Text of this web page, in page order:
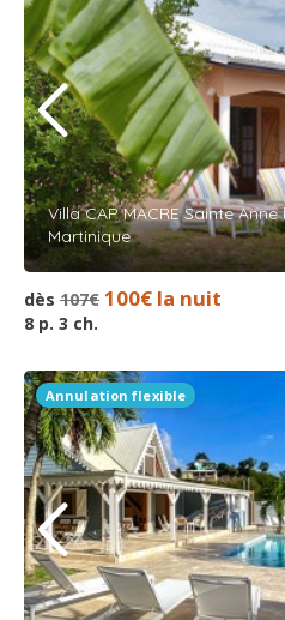
Villa CAP MACRE Sainte
Martinique
dès 107€ 100€ la nuit
8 p. 3 ch.
Annulation flexible